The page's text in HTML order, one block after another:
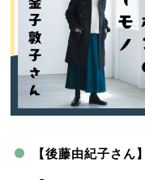
【後藤由紀子さん